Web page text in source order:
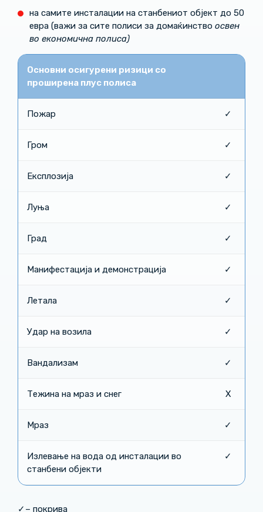
на самите инсталации на станбениот објект до 50
евра (важи за сите полиси за домаќинство освен
во економична полиса)
Основни осигурени ризици со
проширена плус полиса
Пожар ✓
Гром ✓
Експлозија ✓
Луња ✓
Град ✓
Манифестација и демонстрација ✓
Летала ✓
Удар на возила ✓
Вандализам ✓
Тежина на мраз и снег Х
Мраз ✓
Излевање на вода од инсталации во
станбени објекти
✓
✓– покрива